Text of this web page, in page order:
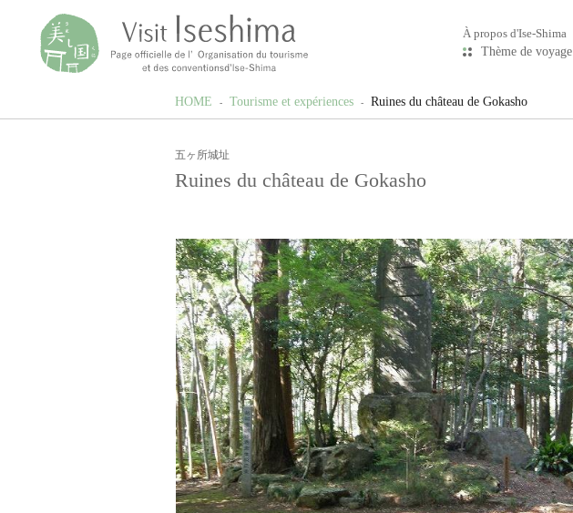
À propos d'Ise-Shima
Thème de voyage
HOME Tourisme et expériences Ruines du château de Gokasho
五ヶ所城址
Ruines du château de Gokasho